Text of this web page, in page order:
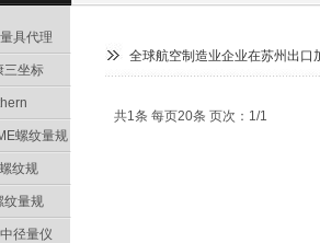
具代理
三坐标
螺纹量规
纹规
纹量规
径量仪
全球航空制造业企业在苏州出口
共1条 每页20条 页次：1/1